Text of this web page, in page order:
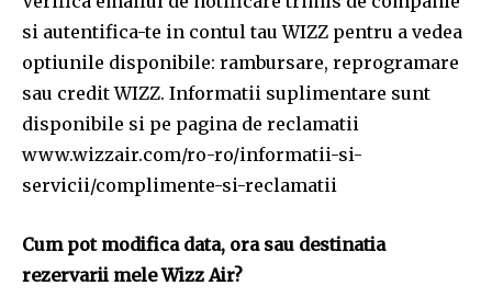
si autentifica-te in contul tau WIZZ pentru a vedea
optiunile disponibile: rambursare, reprogramare
sau credit WIZZ. Informatii suplimentare sunt
disponibile si pe pagina de reclamatii
www.wizzair.com/ro-ro/informatii-si-
servicii/complimente-si-reclamatii
Cum pot modifica data, ora sau destinatia
rezervarii mele Wizz Air?